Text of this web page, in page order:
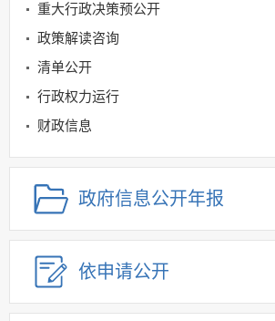
重大行政决策预公开
政策解读咨询
清单公开
行政权力运行
财政信息
惠民惠农补贴领域
公共资源交易领域
金融领域
规划信息
建议提案办理
公务员及事业单位招录
政府信息公开年报
依申请公开